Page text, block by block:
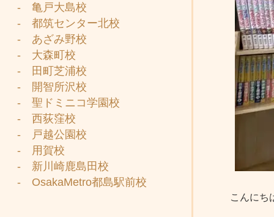
- 亀戸大島校
- 都筑センター北校
- あざみ野校
- 大森町校
- 田町芝浦校
- 開智所沢校
- 聖ドミニコ学園校
- 西荻窪校
- 戸越公園校
- 用賀校
- 新川崎鹿島田校
- OsakaMetro都島駅前校
こんにち